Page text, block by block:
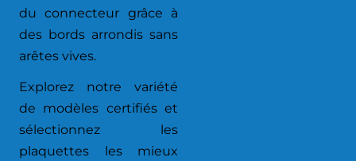
du connecteur grâce à
des bords arrondis sans
arêtes vives.
Explorez notre variété
de modèles certifiés et
sélectionnez les
plaquettes les mieux